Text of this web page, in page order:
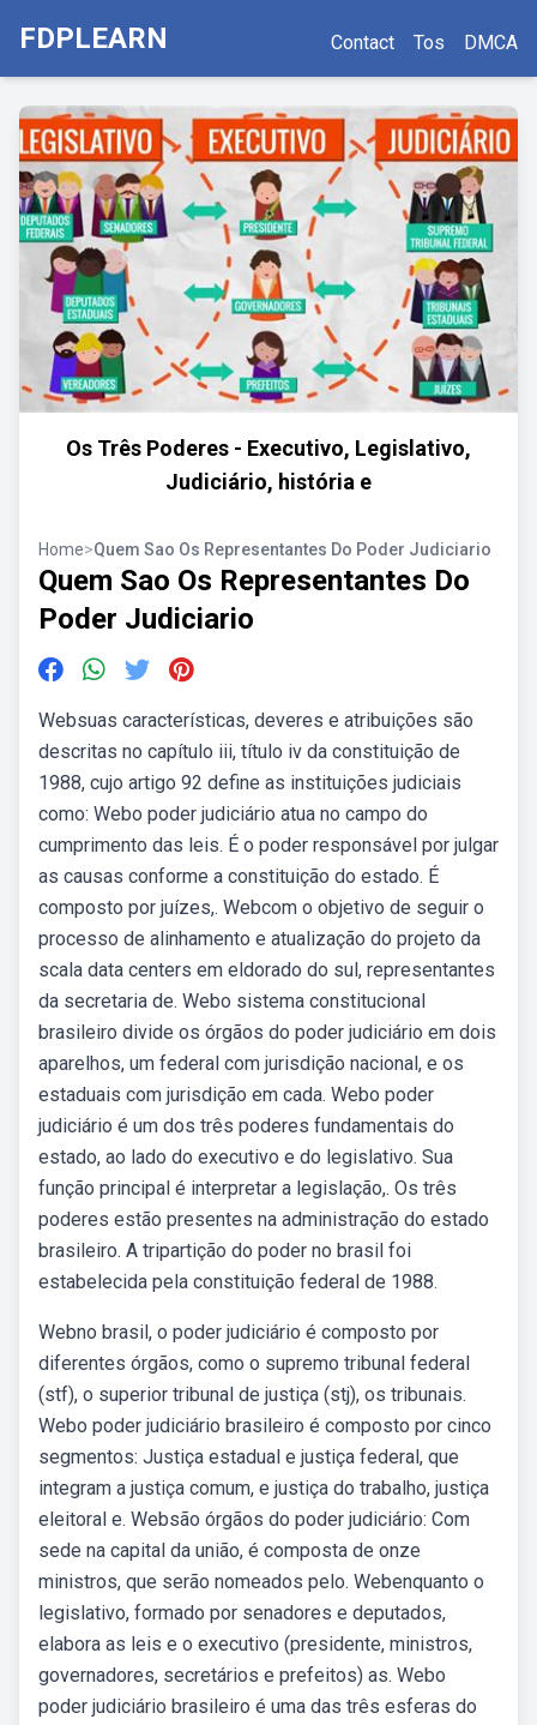
FDPLEARN Contact Tos DMCA
Os Três Poderes - Executivo, Legislativo,
Judiciário, história e
Home>Quem Sao Os Representantes Do Poder Judiciario
Quem Sao Os Representantes Do
Poder Judiciario
Websuas características, deveres e atribuições são
descritas no capítulo iii, título iv da constituição de
1988, cujo artigo 92 define as instituições judiciais
como: Webo poder judiciário atua no campo do
cumprimento das leis. É o poder responsável por julgar
as causas conforme a constituição do estado. É
composto por juízes,. Webcom o objetivo de seguir o
processo de alinhamento e atualização do projeto da
scala data centers em eldorado do sul, representantes
da secretaria de. Webo sistema constitucional
brasileiro divide os órgãos do poder judiciário em dois
aparelhos, um federal com jurisdição nacional, e os
estaduais com jurisdição em cada. Webo poder
judiciário é um dos três poderes fundamentais do
estado, ao lado do executivo e do legislativo. Sua
função principal é interpretar a legislação,. Os três
poderes estão presentes na administração do estado
brasileiro. A tripartição do poder no brasil foi
estabelecida pela constituição federal de 1988.
Webno brasil, o poder judiciário é composto por
diferentes órgãos, como o supremo tribunal federal
(stf), o superior tribunal de justiça (stj), os tribunais.
Webo poder judiciário brasileiro é composto por cinco
segmentos: Justiça estadual e justiça federal, que
integram a justiça comum, e justiça do trabalho, justiça
eleitoral e. Websão órgãos do poder judiciário: Com
sede na capital da união, é composta de onze
ministros, que serão nomeados pelo. Webenquanto o
legislativo, formado por senadores e deputados,
elabora as leis e o executivo (presidente, ministros,
governadores, secretários e prefeitos) as. Webo
poder judiciário brasileiro é uma das três esferas do